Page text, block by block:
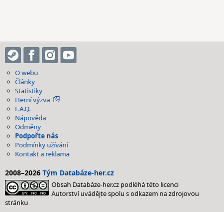
O webu
Články
Statistiky
Herní výzva
F.A.Q.
Nápověda
Odměny
Podpořte nás
Podmínky užívání
Kontakt a reklama
2008–2026 Tým Databáze-her.cz
Obsah Databáze-her.cz podléhá této licenci
Autorství uvádějte spolu s odkazem na zdrojovou
stránku